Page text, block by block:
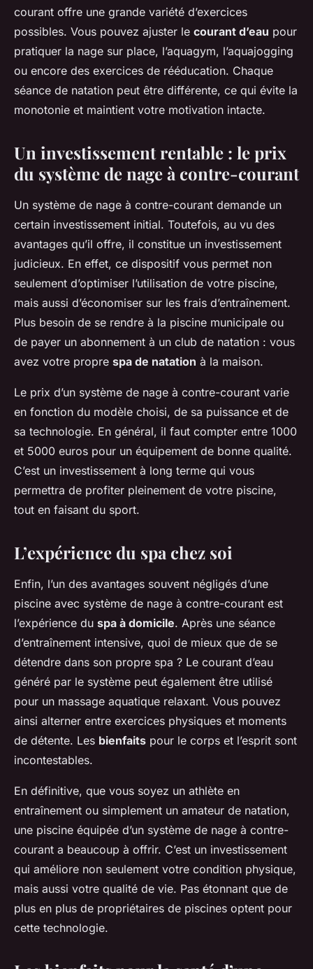
courant offre une grande variété d’exercices
possibles. Vous pouvez ajuster le courant d’eau pour
pratiquer la nage sur place, l’aquagym, l’aquajogging
ou encore des exercices de rééducation. Chaque
séance de natation peut être différente, ce qui évite la
monotonie et maintient votre motivation intacte.
Un investissement rentable : le prix
du système de nage à contre-courant
Un système de nage à contre-courant demande un
certain investissement initial. Toutefois, au vu des
avantages qu’il offre, il constitue un investissement
judicieux. En effet, ce dispositif vous permet non
seulement d’optimiser l’utilisation de votre piscine,
mais aussi d’économiser sur les frais d’entraînement.
Plus besoin de se rendre à la piscine municipale ou
de payer un abonnement à un club de natation : vous
avez votre propre spa de natation à la maison.
Le prix d’un système de nage à contre-courant varie
en fonction du modèle choisi, de sa puissance et de
sa technologie. En général, il faut compter entre 1000
et 5000 euros pour un équipement de bonne qualité.
C’est un investissement à long terme qui vous
permettra de profiter pleinement de votre piscine,
tout en faisant du sport.
L’expérience du spa chez soi
Enfin, l’un des avantages souvent négligés d’une
piscine avec système de nage à contre-courant est
l’expérience du spa à domicile. Après une séance
d’entraînement intensive, quoi de mieux que de se
détendre dans son propre spa ? Le courant d’eau
généré par le système peut également être utilisé
pour un massage aquatique relaxant. Vous pouvez
ainsi alterner entre exercices physiques et moments
de détente. Les bienfaits pour le corps et l’esprit sont
incontestables.
En définitive, que vous soyez un athlète en
entraînement ou simplement un amateur de natation,
une piscine équipée d’un système de nage à contre-
courant a beaucoup à offrir. C’est un investissement
qui améliore non seulement votre condition physique,
mais aussi votre qualité de vie. Pas étonnant que de
plus en plus de propriétaires de piscines optent pour
cette technologie.